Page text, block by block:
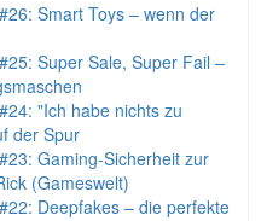
Smart Toys – wenn der
Super Sale, Super Fail –
"Ich habe nichts zu
der Spur
Gaming-Sicherheit zur
(Gameswelt)
Deepfakes – die perfekte